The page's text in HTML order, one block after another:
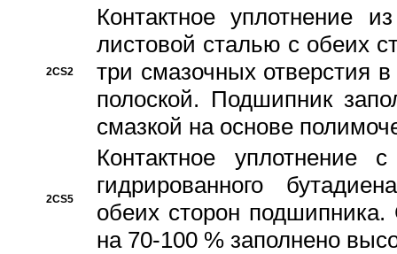
2CS2
Контактное уплотнение
листовой сталью с обеих
три смазочных отверстия
полоской. Подшипник
смазкой на основе
2CS5
Контактное уплотнение
гидрированного
обеих сторон
на 70-100 % заполнено